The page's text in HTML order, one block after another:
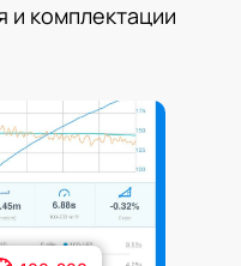
и комплектации